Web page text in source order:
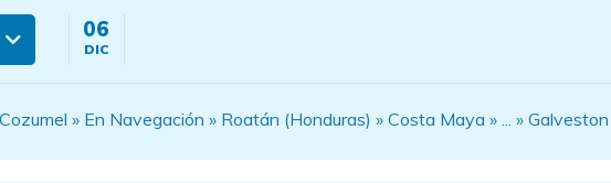
06
DIC
» En Navegación » Roatán (Honduras) » Costa Maya » ... » Galveston